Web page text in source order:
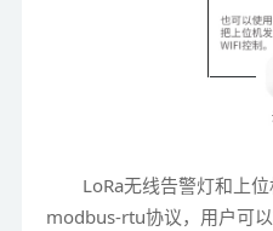
LoRa无线告警灯和上
modbus-rtu协议，用户可